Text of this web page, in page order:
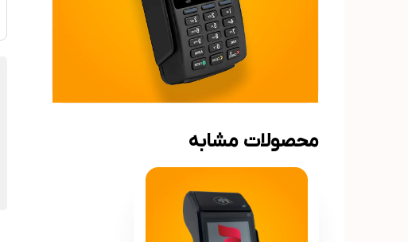
محصولات مشابه